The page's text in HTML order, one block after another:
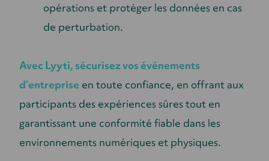
opérations et protéger les données en cas
de perturbation.
Avec Lyyti, sécurisez vos événements
d’entreprise en toute confiance, en offrant aux
participants des expériences sûres tout en
garantissant une conformité fiable dans les
environnements numériques et physiques.